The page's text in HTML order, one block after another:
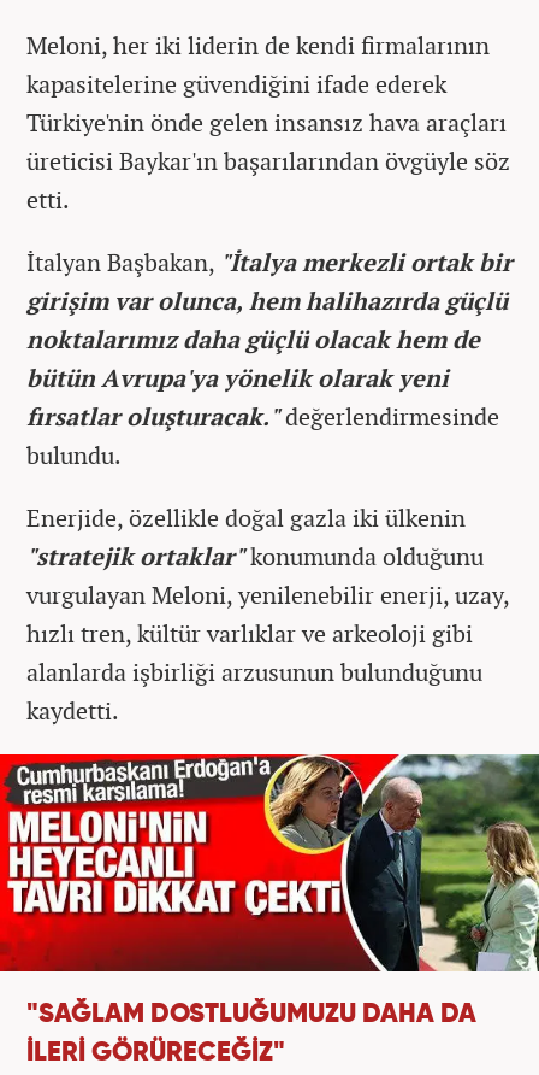
Meloni, her iki liderin de kendi firmalarının
kapasitelerine güvendiğini ifade ederek
Türkiye'nin önde gelen insansız hava araçları
üreticisi Baykar'ın başarılarından övgüyle söz
etti.
İtalyan Başbakan, "İtalya merkezli ortak bir
girişim var olunca, hem halihazırda güçlü
noktalarımız daha güçlü olacak hem de
bütün Avrupa'ya yönelik olarak yeni
fırsatlar oluşturacak."değerlendirmesinde
bulundu.
Enerjide, özellikle doğal gazla iki ülkenin
"stratejik ortaklar"konumunda olduğunu
vurgulayan Meloni, yenilenebilir enerji, uzay,
hızlı tren, kültür varlıklar ve arkeoloji gibi
alanlarda işbirliği arzusunun bulunduğunu
kaydetti.
"SAĞLAM DOSTLUĞUMUZU DAHA DA
İLERİ GÖRÜRECEĞİZ"